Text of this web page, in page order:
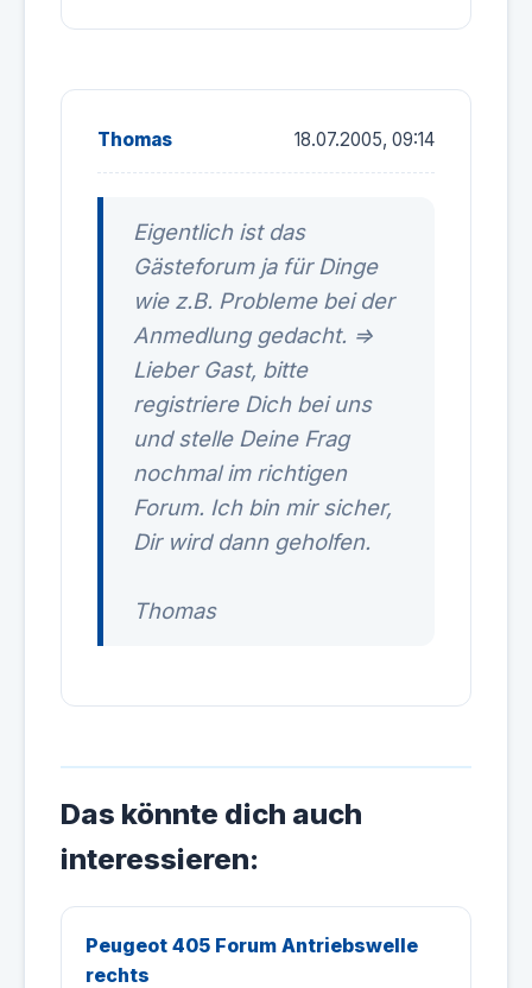
Thomas 18.07.2005, 09:14
Eigentlich ist das
Gästeforum ja für Dinge
wie z.B. Probleme bei der
Anmedlung gedacht. =>
Lieber Gast, bitte
registriere Dich bei uns
und stelle Deine Frag
nochmal im richtigen
Forum. Ich bin mir sicher,
Dir wird dann geholfen.
Thomas
Das könnte dich auch
interessieren:
Peugeot 405 Forum Antriebswelle
rechts